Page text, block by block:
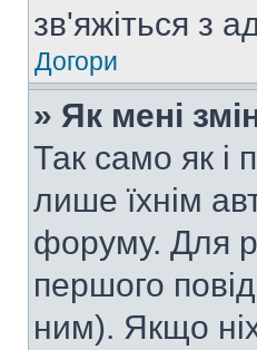
зв'яжіться з
Догори
» Як мені
Так само як і
лише їхнім
форуму. Для
першого
ним). Якщо